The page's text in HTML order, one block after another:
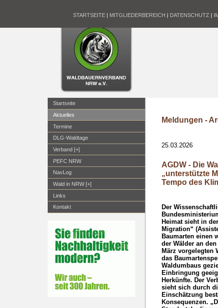
STARTSEITE | MITGLIEDERBEREICH | DATENSCHUTZ |
Startseite
Aktuelles
Termine
DLG-Waldtage
Verband [+]
PEFC NRW
NavLog
Wald in NRW [+]
Links
Kontakt
Meldungen -
25.03.2026
AGDW - Die
„unterstützte
Tempo des
Der
Heimat sieht in
Migration“
Baumarten einen
der Wälder an
März vorgelegten
das
Waldumbaus
Einbringung
Herkünfte. Der
sieht sich durch
Einschätzung
Konsequenzen.